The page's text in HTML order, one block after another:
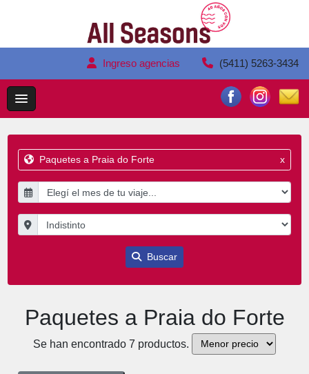
Ingreso agencias (5411) 5263-3434
Paquetes a Praia do Forte x
Buscar
Paquetes a Praia do Forte
Se han encontrado 7 productos.